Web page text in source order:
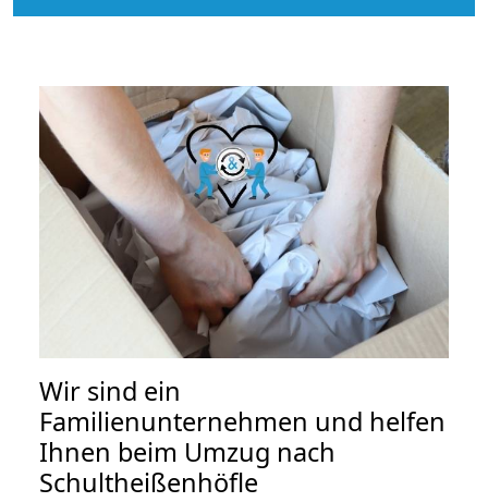
Wir sind ein
Familienunternehmen und helfen
Ihnen beim Umzug nach
Schultheißenhöfle